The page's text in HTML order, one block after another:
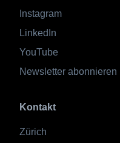
Instagram
LinkedIn
YouTube
Newsletter abonnieren
Kontakt
Zürich